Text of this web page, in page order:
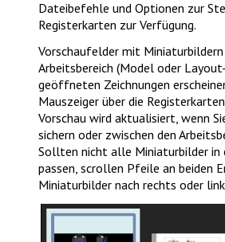
Dateibefehle und Optionen zur
Registerkarten zur Verfügung.
Vorschaufelder mit
Arbeitsbereich (Model oder
geöffneten Zeichnungen
Mauszeiger über die
Vorschau wird aktualisiert, wenn
sichern oder zwischen den
Sollten nicht alle Miniaturbilder in
passen, scrollen Pfeile an beiden
Miniaturbilder nach rechts oder